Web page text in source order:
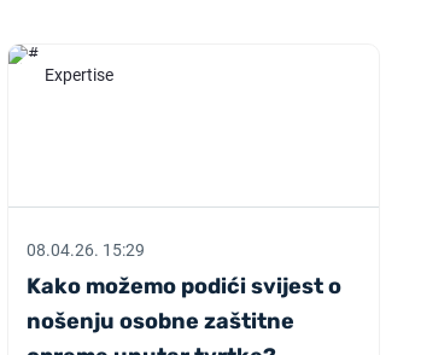
Expertise
08.04.26. 15:29
Kako možemo podići svijest o
nošenju osobne zaštitne